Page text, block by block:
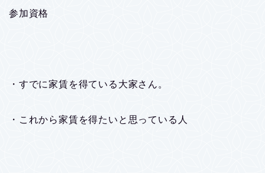
参加資格
・すでに家賃を得ている大家さん。
・これから家賃を得たいと思っている人